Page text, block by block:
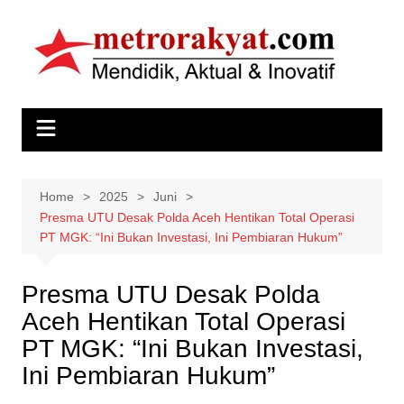
content
Home 2025
Juni
Presma UTU Desak Polda Aceh Hentikan Total Operasi
PT MGK: “Ini Bukan Investasi, Ini Pembiaran Hukum”
Presma UTU Desak Polda
Aceh Hentikan Total Operasi
PT MGK: “Ini Bukan Investasi,
Ini Pembiaran Hukum”